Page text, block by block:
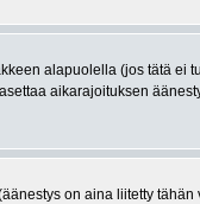
alapuolella (jos tätä ei
aikarajoituksen
on aina liitetty